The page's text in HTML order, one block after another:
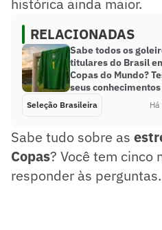
RELACIONADAS
Sabe todos os
titulares do Brasil
Copas do Mundo?
seus conhecimentos
Seleção Brasileira Há
Sabe tudo sobre as
Copas? Você tem cinco
responder às